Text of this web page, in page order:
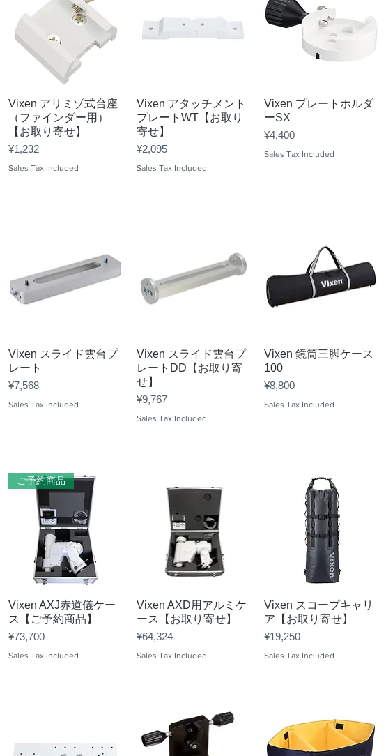
Quick View
Vixen アリミゾ式台座
（ファインダー用）
【お取り寄せ】
Price
¥1,232
Sales Tax Included
Quick View
Vixen アタッチメント
プレートWT【お取り
寄せ】
Price
¥2,095
Sales Tax Included
Quick View
Vixen プレートホルダ
ーSX
Price
¥4,400
Sales Tax Included
Quick View
Vixen スライド雲台プ
レート
Price
¥7,568
Sales Tax Included
Quick View
Vixen スライド雲台プ
レートDD【お取り寄
せ】
Price
¥9,767
Sales Tax Included
Quick View
Vixen 鏡筒三脚ケース
100
Price
¥8,800
Sales Tax Included
Quick View
ご予約商品
Vixen AXJ赤道儀ケー
ス【ご予約商品】
Price
¥73,700
Sales Tax Included
Quick View
Vixen AXD用アルミケ
ース【お取り寄せ】
Price
¥64,324
Sales Tax Included
Quick View
Vixen スコープキャリ
ア【お取り寄せ】
Price
¥19,250
Sales Tax Included